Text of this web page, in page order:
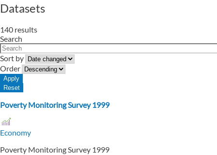
Datasets
140 results
Search
Sort by
Order
Poverty Monitoring Survey 1999
Economy
Poverty Monitoring Survey 1999